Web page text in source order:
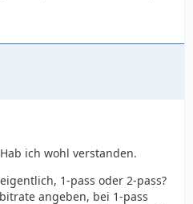
ich wohl verstanden.
1-pass oder 2-pass?
angeben, bei 1-pass